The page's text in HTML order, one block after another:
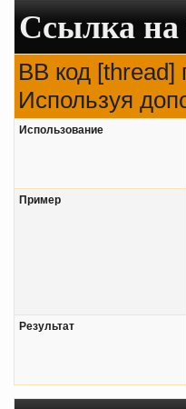
Ссылка на
BB код [thread]
Используя
Использование
Пример
Результат